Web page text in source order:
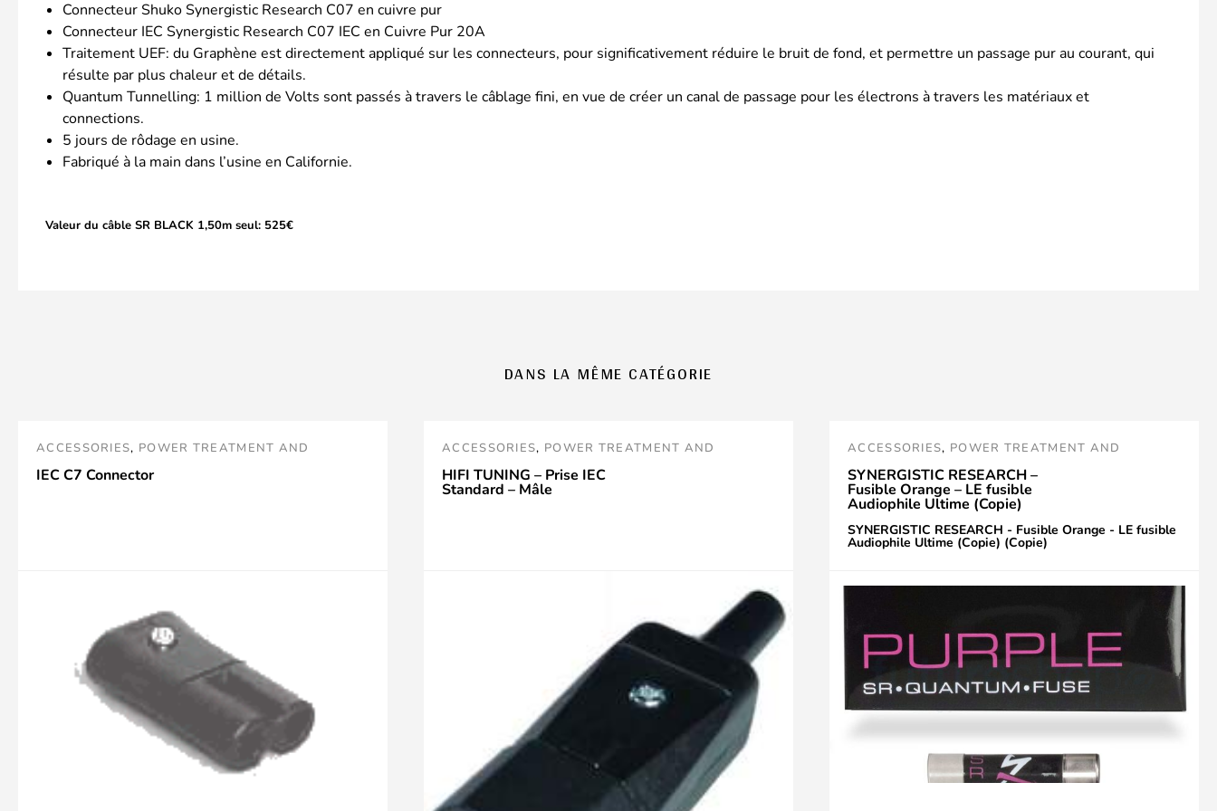
Connecteur Shuko Synergistic Research C07 en cuivre pur
Connecteur IEC Synergistic Research C07 IEC en Cuivre Pur 20A
Traitement UEF: du Graphène est directement appliqué sur les connecteurs, pour significativement réduire le bruit de fond, et permettre un passage pur au courant, qui
résulte par plus chaleur et de détails.
Quantum Tunnelling: 1 million de Volts sont passés à travers le câblage fini, en vue de créer un canal de passage pour les électrons à travers les matériaux et
connections.
5 jours de rôdage en usine.
Fabriqué à la main dans l’usine en Californie.
Valeur du câble SR BLACK 1,50m seul: 525€
DANS LA MÊME CATÉGORIE
ACCESSORIES, POWER TREATMENT AND
ACCESSORIES,PRISES SECTEUR
IEC C7 Connector
ACCESSORIES, POWER TREATMENT AND
ACCESSORIES
PRISES SECTEUR
HIFI TUNING – Prise IEC
Standard – Mâle
ACCESSORIES, POWER TREATMENT AND
ACCESSORIES,FUSES,SR,PURPLE
RESEARCH
SYNERGISTIC RESEARCH –
Fusible Orange – LE fusible
Audiophile Ultime (Copie)
SYNERGISTIC RESEARCH - Fusible Orange - LE fusible
Audiophile Ultime (Copie) (Copie)